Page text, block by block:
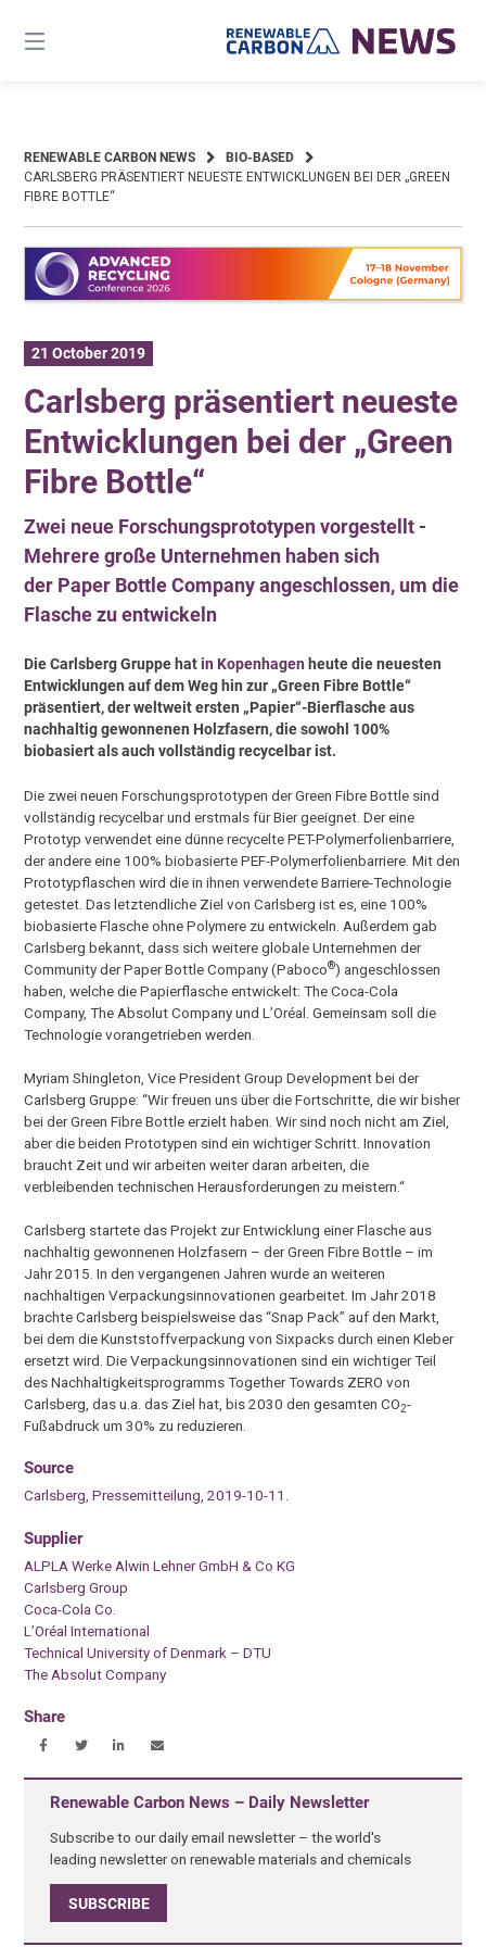
content
RENEWABLE CARBON NEWS
BIO-BASED
CARLSBERG PRÄSENTIERT NEUESTE ENTWICKLUNGEN BEI DER „GREEN
FIBRE BOTTLE“
21 October 2019
Carlsberg präsentiert neueste
Entwicklungen bei der „Green
Fibre Bottle“
Zwei neue Forschungsprototypen vorgestellt -
Mehrere große Unternehmen haben sich
der Paper Bottle Company angeschlossen, um die
Flasche zu entwickeln
Die Carlsberg Gruppe hatin Kopenhagen heute die neuesten
Entwicklungen auf dem Weg hin zur „Green Fibre Bottle“
präsentiert, der weltweit ersten „Papier“-Bierflasche aus
nachhaltig gewonnenen Holzfasern, die sowohl 100%
biobasiert als auch vollständig recycelbar ist.
Die zwei neuen Forschungsprototypen der Green Fibre Bottle sind
vollständig recycelbar und erstmals für Bier geeignet. Der eine
Prototyp verwendet eine dünne recycelte PET-Polymerfolienbarriere,
der andere eine 100% biobasierte PEF-Polymerfolienbarriere. Mit den
Prototypflaschen wird die in ihnen verwendete Barriere-Technologie
getestet. Das letztendliche Ziel von Carlsberg ist es, eine 100%
biobasierte Flasche ohne Polymere zu entwickeln. Außerdem gab
Carlsberg bekannt, dass sich weitere globale Unternehmen der
Community der Paper Bottle Company (Paboco®) angeschlossen
haben, welche die Papierflasche entwickelt: The Coca-Cola
Company, The Absolut Company und L’Oréal. Gemeinsam soll die
Technologie vorangetrieben werden.
Myriam Shingleton, Vice President Group Development bei der
Carlsberg Gruppe: “Wir freuen uns über die Fortschritte, die wir bisher
bei der Green Fibre Bottle erzielt haben. Wir sind noch nicht am Ziel,
aber die beiden Prototypen sind ein wichtiger Schritt. Innovation
braucht Zeit und wir arbeiten weiter daran arbeiten, die
verbleibenden technischen Herausforderungen zu meistern.“
Carlsberg startete das Projekt zur Entwicklung einer Flasche aus
nachhaltig gewonnenen Holzfasern – der Green Fibre Bottle – im
Jahr 2015. In den vergangenen Jahren wurde an weiteren
nachhaltigen Verpackungsinnovationen gearbeitet. Im Jahr 2018
brachte Carlsberg beispielsweise das “Snap Pack” auf den Markt,
bei dem die Kunststoffverpackung von Sixpacks durch einen Kleber
ersetzt wird. Die Verpackungsinnovationen sind ein wichtiger Teil
des Nachhaltigkeitsprogramms Together Towards ZERO von
Carlsberg, das u.a. das Ziel hat, bis 2030 den gesamten CO2-
Fußabdruck um 30% zu reduzieren.
Source
Carlsberg, Pressemitteilung, 2019-10-11.
Supplier
ALPLA Werke Alwin Lehner GmbH & Co KG
Carlsberg Group
Coca-Cola Co.
L’Oréal International
Technical University of Denmark – DTU
The Absolut Company
Share
Renewable Carbon News – Daily Newsletter
Subscribe to our daily email newsletter – the world's
leading newsletter on renewable materials and chemicals
SUBSCRIBE